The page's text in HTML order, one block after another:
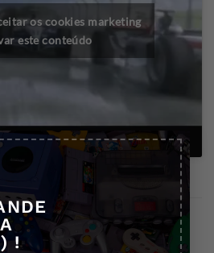
!
×
os cookies marketing
este conteúdo